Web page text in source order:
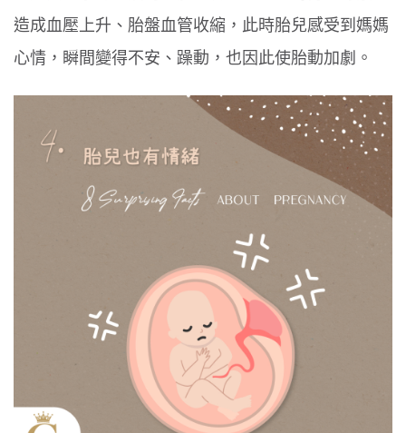
造成血壓上升、胎盤血管收縮，此時胎兒感受到媽媽
心情，瞬間變得不安、躁動，也因此使胎動加劇。